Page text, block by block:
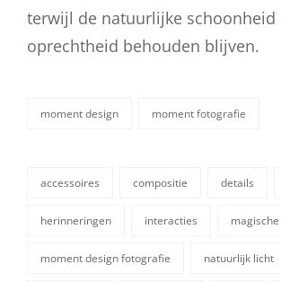
terwijl de natuurlijke schoonheid
oprechtheid behouden blijven.
moment design moment fotografie
accessoires compositie details
herinneringen interacties
moment design fotografie natuurlijk licht